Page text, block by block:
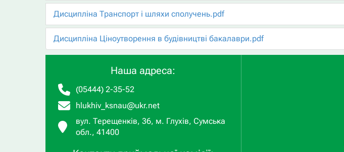
Дисципліна Транспорт і шляхи сполучень.pdf
Дисципліна Ціноутворення в будівництві бакалаври.pdf
Наша адреса:
(05444) 2-35-52
hlukhiv_ksnau@ukr.net
вул. Терещенків, 36, м. Глухів, Сумська
обл., 41400